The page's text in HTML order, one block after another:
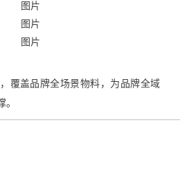
覆盖品牌全场景物料，为品牌全域